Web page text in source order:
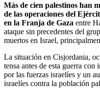
Más de cien palestinos han
de las operaciones del
en la Franja de Gaza entre
ataque sin precedentes del
muertos en Israel,
La situación en Cisjordania,
tensa antes de esta guerra
por las fuerzas israelíes y un
israelíes contra la población